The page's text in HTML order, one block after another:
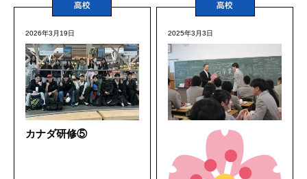
高校
2026年3月19日
カナダ研修⑤
高校
2025年3月3日